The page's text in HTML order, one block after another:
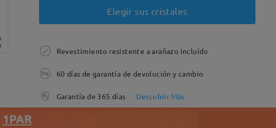
Elegir sus cristales
Revestimiento resistente a arañazo incluído
60 días de garantía de devolución y cambio
Garantía de 365 días Descubrir Más
1PAR